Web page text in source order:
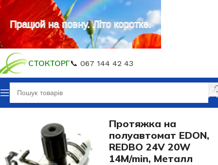
СТОКТОРГ📞 067 144 42 43
Головна Запасні частини
Протяжка на
полуавтомат EDON,
REDBO 24V 20W
14M/min, Металл
Працюй на повну. Літо коротке.